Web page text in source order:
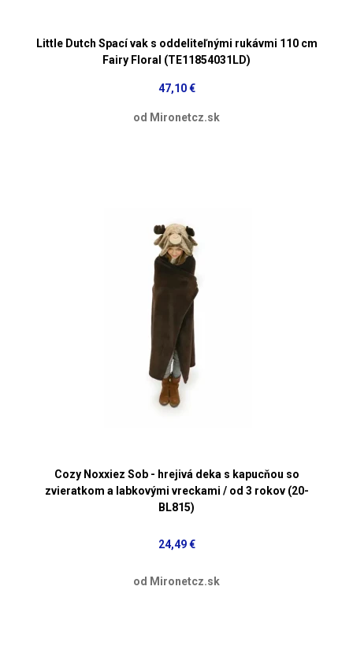
Little Dutch Spací vak s oddeliteľnými rukávmi 110 cm
Fairy Floral (TE11854031LD)
47,10 €
od Mironetcz.sk
Cozy Noxxiez Sob - hrejivá deka s kapucňou so
zvieratkom a labkovými vreckami / od 3 rokov (20-
BL815)
24,49 €
od Mironetcz.sk